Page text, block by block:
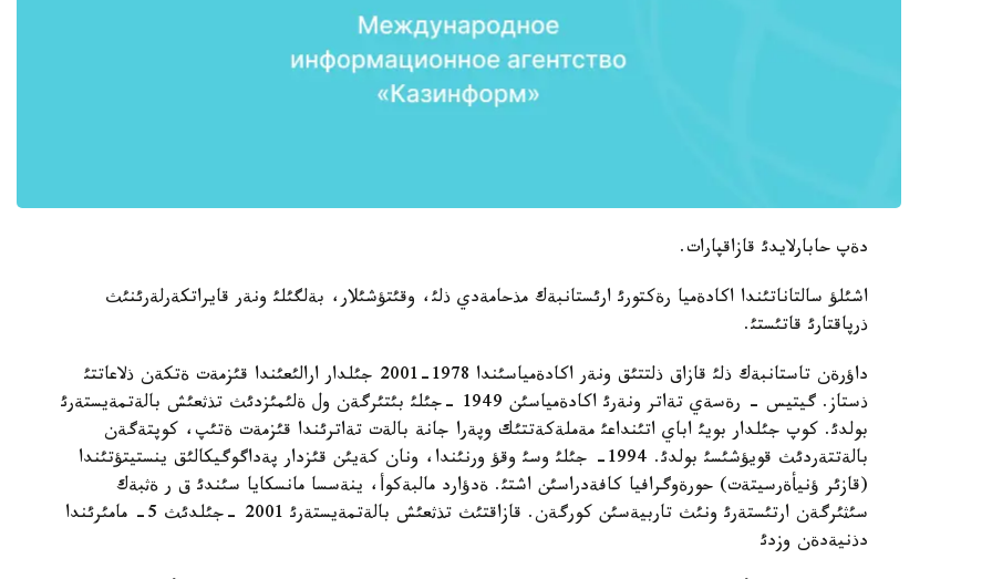
دةپ حابارلايدئ قازاقپارات.
اشئلؤ سالتاناتئندا اكادةميا رةكتورئ ارئستانبةك مذحامةدي ذلئ، وقئتؤشئلار، بةلگئلئ ونةر قايراتكةرلةرئنئث
ذرپاقتارئ قاتئستئ.
داؤرةن تاستانبةك ذلئ قازاق ذلتتئق ونةر اكادةمياسئندا 1978-2001 جئلدار ارالئعئندا قئزمةت ةتكةن ذلاعاتتئ
ذستاز. گيتيس - رةسةي تةاتر ونةرئ اكادةمياسئن 1949 -جئلئ بئتئرگةن ول ةلئمئزدئث تذثعئش بالةتمةيستةرئ
بولدئ. كوپ جئلدار بويئ اباي اتئنداعئ مةملةكةتتئك وپةرا جانة بالةت تةاترئندا قئزمةت ةتئپ، كوپتةگةن
بالةتتةردئث قويؤشئسئ بولدئ. 1994- جئلئ وسئ وقؤ ورنئندا، ونان كةيئن قئزدار پةداگوگيكالئق ينستيتؤتئندا
(قازئر ؤنيأةرسيتةت) حورةوگرافيا كافةدراسئن اشتئ. ةدؤارد مالبةكوأ، ينةسسا مانسكايا سئندئ ق ر ةثبةك
سئثئرگةن ارتئستةرئ ونئث تاربيةسئن كورگةن. قازاقتئث تذثعئش بالةتمةيستةرئ 2001 -جئلدئث 5- مامئرئندا
دذنيةدةن وزدئ